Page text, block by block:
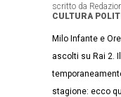
scritto da
CULTURA
Milo Infante e
ascolti su Rai 2.
stagione: ecco